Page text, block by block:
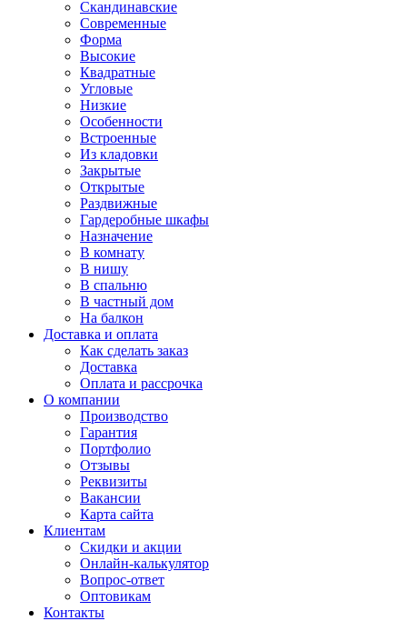
Скандинавские
Современные
Форма
Высокие
Квадратные
Угловые
Низкие
Особенности
Встроенные
Из кладовки
Закрытые
Открытые
Раздвижные
Гардеробные шкафы
Назначение
В комнату
В нишу
В спальню
В частный дом
На балкон
Доставка и оплата
Как сделать заказ
Доставка
Оплата и рассрочка
О компании
Производство
Гарантия
Портфолио
Отзывы
Реквизиты
Вакансии
Карта сайта
Клиентам
Скидки и акции
Онлайн-калькулятор
Вопрос-ответ
Оптовикам
Контакты